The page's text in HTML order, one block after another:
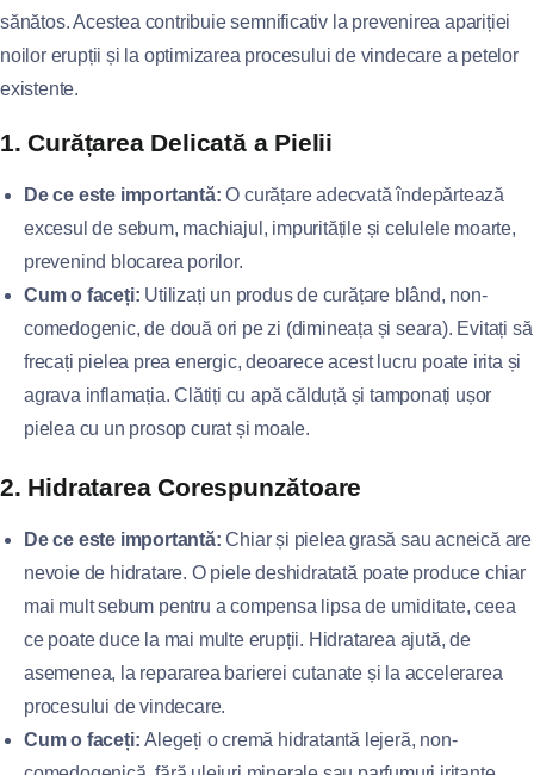
sănătos. Acestea contribuie semnificativ la prevenirea apariției
noilor erupții și la optimizarea procesului de vindecare a petelor
existente.
1. Curățarea Delicată a Pielii
De ce este importantă: O curățare adecvată îndepărtează
excesul de sebum, machiajul, impuritățile și celulele moarte,
prevenind blocarea porilor.
Cum o faceți: Utilizați un produs de curățare blând, non-
comedogenic, de două ori pe zi (dimineața și seara). Evitați să
frecați pielea prea energic, deoarece acest lucru poate irita și
agrava inflamația. Clătiți cu apă călduță și tamponați ușor
pielea cu un prosop curat și moale.
2. Hidratarea Corespunzătoare
De ce este importantă: Chiar și pielea grasă sau acneică are
nevoie de hidratare. O piele deshidratată poate produce chiar
mai mult sebum pentru a compensa lipsa de umiditate, ceea
ce poate duce la mai multe erupții. Hidratarea ajută, de
asemenea, la repararea barierei cutanate și la accelerarea
procesului de vindecare.
Cum o faceți: Alegeți o cremă hidratantă lejeră, non-